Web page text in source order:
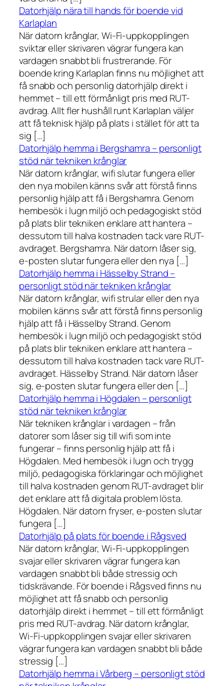
Datorhjälp nära till hands för boende vid
Karlaplan
När datorn krånglar, Wi-Fi-uppkopplingen
sviktar eller skrivaren vägrar fungera kan
vardagen snabbt bli frustrerande. För
boende kring Karlaplan finns nu möjlighet att
få snabb och personlig datorhjälp direkt i
hemmet – till ett förmånligt pris med RUT-
avdrag. Allt fler hushåll runt Karlaplan väljer
att få teknisk hjälp på plats i stället för att ta
sig […]
Datorhjälp hemma i Bergshamra – personligt
stöd när tekniken krånglar
När datorn krånglar, wifi slutar fungera eller
den nya mobilen känns svår att förstå finns
personlig hjälp att få i Bergshamra. Genom
hembesök i lugn miljö och pedagogiskt stöd
på plats blir tekniken enklare att hantera –
dessutom till halva kostnaden tack vare RUT-
avdraget. Bergshamra. När datorn låser sig,
e-posten slutar fungera eller den nya […]
Datorhjälp hemma i Hässelby Strand –
personligt stöd när tekniken krånglar
När datorn krånglar, wifi strular eller den nya
mobilen känns svår att förstå finns personlig
hjälp att få i Hässelby Strand. Genom
hembesök i lugn miljö och pedagogiskt stöd
på plats blir tekniken enklare att hantera –
dessutom till halva kostnaden tack vare RUT-
avdraget. Hässelby Strand. När datorn låser
sig, e-posten slutar fungera eller den […]
Datorhjälp hemma i Högdalen – personligt
stöd när tekniken krånglar
När tekniken krånglar i vardagen – från
datorer som låser sig till wifi som inte
fungerar – finns personlig hjälp att få i
Högdalen. Med hembesök i lugn och trygg
miljö, pedagogiska förklaringar och möjlighet
till halva kostnaden genom RUT-avdraget blir
det enklare att få digitala problem lösta.
Högdalen. När datorn fryser, e-posten slutar
fungera […]
Datorhjälp på plats för boende i Rågsved
När datorn krånglar, Wi-Fi-uppkopplingen
svajar eller skrivaren vägrar fungera kan
vardagen snabbt bli både stressig och
tidskrävande. För boende i Rågsved finns nu
möjlighet att få snabb och personlig
datorhjälp direkt i hemmet – till ett förmånligt
pris med RUT-avdrag. När datorn krånglar,
Wi-Fi-uppkopplingen svajar eller skrivaren
vägrar fungera kan vardagen snabbt bli både
stressig […]
Datorhjälp hemma i Vårberg – personligt stöd